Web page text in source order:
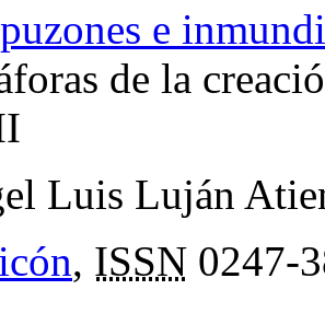
e
de la
Luis Luján
, ISSN 0247-